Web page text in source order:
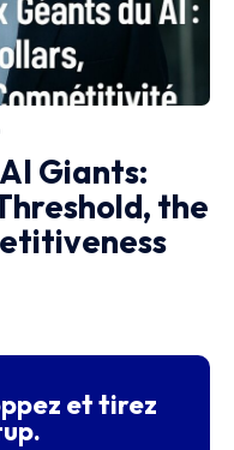
Giants:
the
et tirez